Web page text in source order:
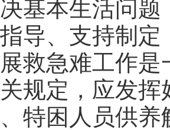
基本生活问
导、支持制
救急难工作
规定，应发
特困人员供